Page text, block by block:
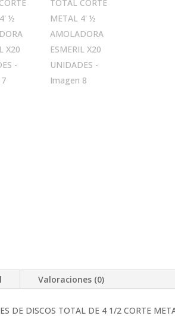
Valoraciones (0)
DE DISCOS TOTAL DE 4 1/2 CORTE